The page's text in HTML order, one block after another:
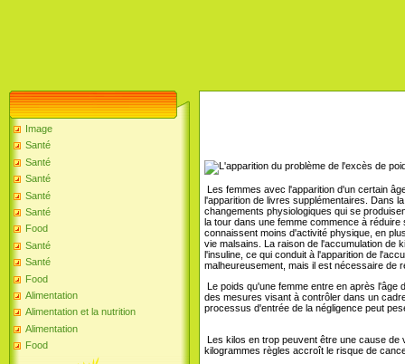
Image
Santé
Santé
Santé
Santé
Santé
Food
Santé
Santé
Food
Alimentation
Alimentation et la nutrition
Alimentation
Food
Les femmes avec l'apparition d'un certain
l'apparition de livres supplémentaires. Dans
changements physiologiques qui se
la tour dans une femme commence à
connaissent moins d'activité physique, en
vie malsains. La raison de l'accumulation de
l'insuline, ce qui conduit à l'apparition de
malheureusement, mais il est nécessaire de
Le poids qu'une femme entre en après l'âge
des mesures visant à contrôler dans un
processus d'entrée de la négligence peut
Les kilos en trop peuvent être une cause
kilogrammes règles accroît le risque de